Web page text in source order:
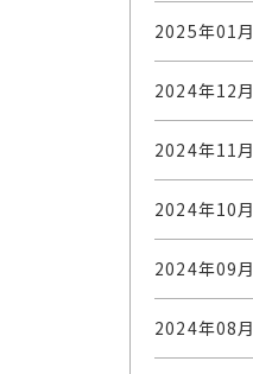
2025年01月
2024年12月
2024年11月
2024年10月
2024年09月
2024年08月